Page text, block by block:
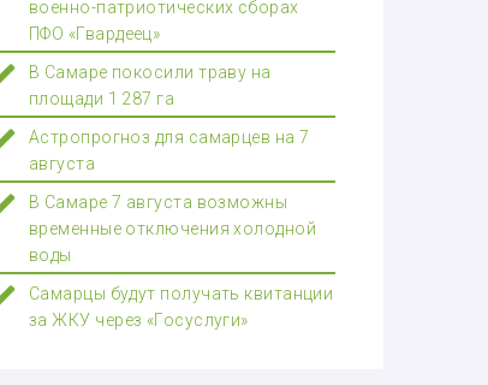
военно-патриотических сборах
ПФО «Гвардеец»
В Самаре покосили траву на
площади 1 287 га
Астропрогноз для самарцев на 7
августа
В Самаре 7 августа возможны
временные отключения холодной
воды
Самарцы будут получать квитанции
за ЖКУ через «Госуслуги»